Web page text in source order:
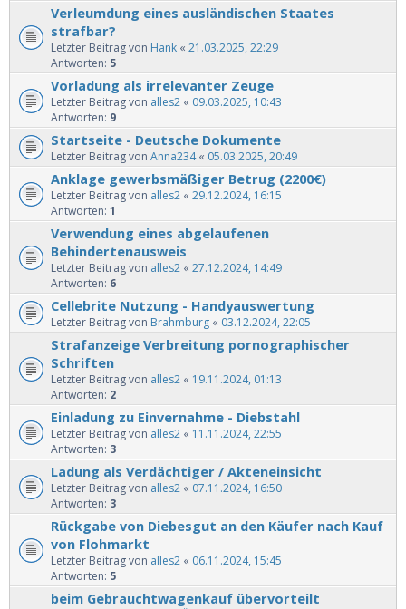
Verleumdung eines ausländischen Staates
strafbar?
Letzter Beitrag von Hank « 21.03.2025, 22:29
Antworten: 5
Vorladung als irrelevanter Zeuge
Letzter Beitrag von alles2 « 09.03.2025, 10:43
Antworten: 9
Startseite - Deutsche Dokumente
Letzter Beitrag von Anna234« 05.03.2025, 20:49
Anklage gewerbsmäßiger Betrug (2200€)
Letzter Beitrag von alles2 « 29.12.2024, 16:15
Antworten: 1
Verwendung eines abgelaufenen
Behindertenausweis
Letzter Beitrag von alles2 « 27.12.2024, 14:49
Antworten: 6
Cellebrite Nutzung - Handyauswertung
Letzter Beitrag von Brahmburg « 03.12.2024, 22:05
Strafanzeige Verbreitung pornographischer
Schriften
Letzter Beitrag von alles2 « 19.11.2024, 01:13
Antworten: 2
Einladung zu Einvernahme - Diebstahl
Letzter Beitrag von alles2 « 11.11.2024, 22:55
Antworten: 3
Ladung als Verdächtiger / Akteneinsicht
Letzter Beitrag von alles2 « 07.11.2024, 16:50
Antworten: 3
Rückgabe von Diebesgut an den Käufer nach Kauf
von Flohmarkt
Letzter Beitrag von alles2 « 06.11.2024, 15:45
Antworten: 5
beim Gebrauchtwagenkauf übervorteilt